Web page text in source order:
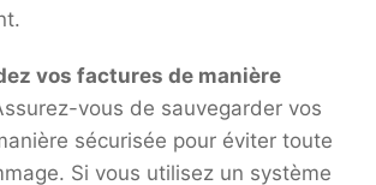
vos factures de manière
vous de sauvegarder vos
sécurisée pour éviter toute
Si vous utilisez un système